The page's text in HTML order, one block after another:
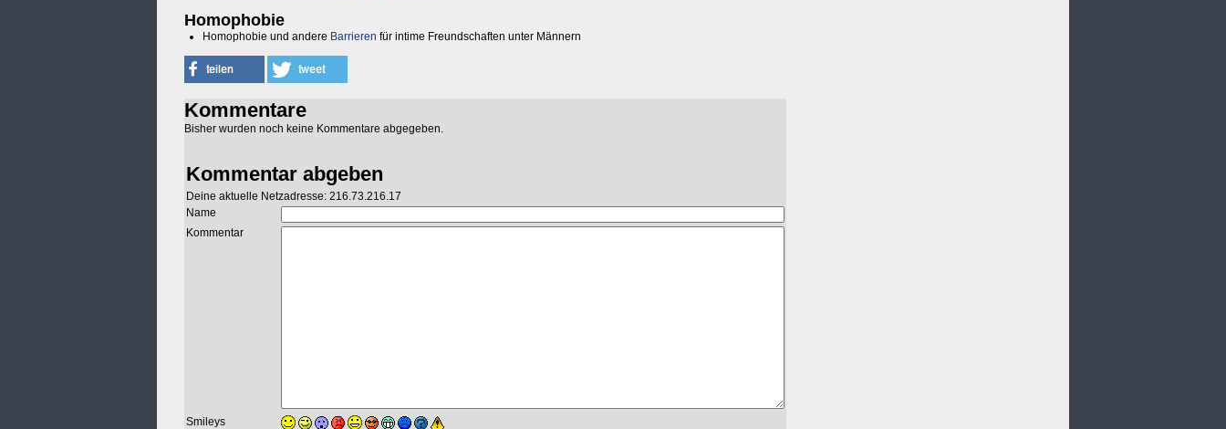
Homophobie
Homophobie und andere Barrieren für intime Freundschaften unter Männern
Kommentare
Bisher wurden noch keine Kommentare abgegeben.
Kommentar abgeben
Deine aktuelle Netzadresse: 216.73.216.17
Name
Kommentar
Smileys